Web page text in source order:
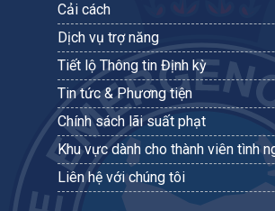
Cải cách
Dịch vụ trợ năng
Tiết lộ Thông tin Định kỳ
Tin tức & Phương tiện
Chính sách lãi suất phạt
Khu vực dành cho thành viên tình
Liên hệ với chúng tôi